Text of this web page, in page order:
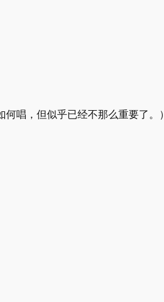
唱，但似乎已经不那么重要了。）